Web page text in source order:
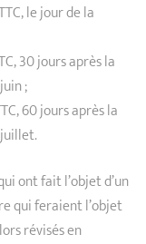
le jour de la
30 jours après la
;
60 jours après la
ont fait l’objet d’un
qui feraient l’objet
révisés en